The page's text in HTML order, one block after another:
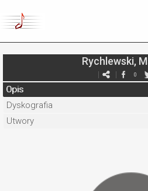
Rychlewski,
0
Opis
Dyskografia
Utwory